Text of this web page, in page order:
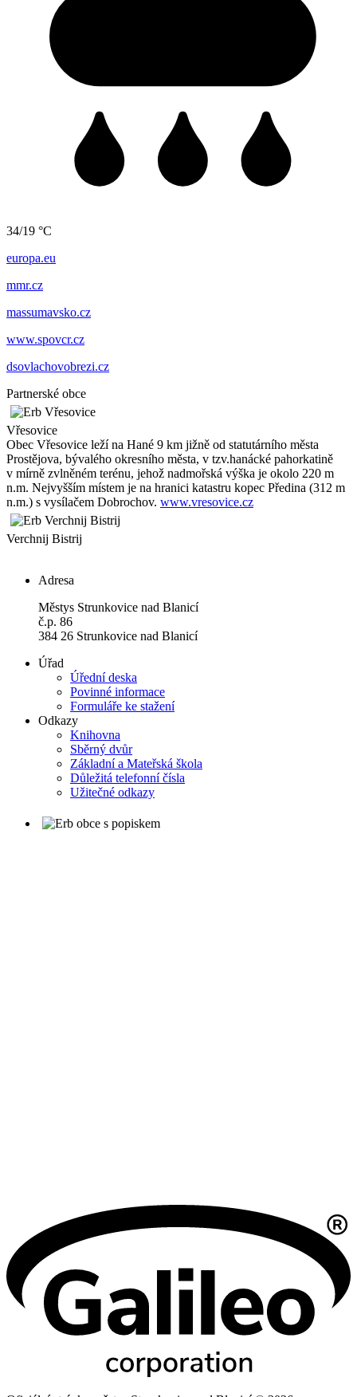
34/19 °C
europa.eu
mmr.cz
massumavsko.cz
www.spovcr.cz
dsovlachovobrezi.cz
Partnerské obce
Vřesovice
Obec Vřesovice leží na Hané 9 km jižně od statutárního města
Prostějova, bývalého okresního města, v tzv.hanácké pahorkatině
v mírně zvlněném terénu, jehož nadmořská výška je okolo 220 m
n.m. Nejvyšším místem je na hranici katastru kopec Předina (312 m
n.m.) s vysílačem Dobrochov. www.vresovice.cz
Verchnij Bistrij
Adresa
Městys Strunkovice nad Blanicí
č.p. 86
384 26 Strunkovice nad Blanicí
Úřad
Úřední deska
Povinné informace
Formuláře ke stažení
Odkazy
Knihovna
Sběrný dvůr
Základní a Mateřská škola
Důležitá telefonní čísla
Užitečné odkazy